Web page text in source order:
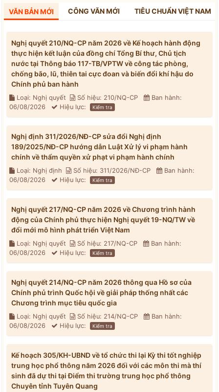
VĂN BẢN MỚI CÔNG VĂN MỚI TIÊU CHUẨN VIỆT NAM
Nghị quyết 210/NQ-CP năm 2026 về Kế hoạch hành động
thực hiện kết luận của đồng chí Tổng Bí thư, Chủ tịch
nước tại Thông báo 117-TB/VPTW về công tác phòng,
chống bão, lũ, thiên tai cực đoan và biến đổi khí hậu do
Chính phủ ban hành
Loại: Nghị quyết Số hiệu: 210/NQ-CP
Ban hành:
06/08/2026
Hiệu lực: Kiểm tra
Nghị định 311/2026/NĐ-CP sửa đổi Nghị định
189/2025/NĐ-CP hướng dẫn Luật Xử lý vi phạm hành
chính về thẩm quyền xử phạt vi phạm hành chính
Loại: Nghị định Số hiệu: 311/2026/NĐ-CP
Ban hành:
06/08/2026
Hiệu lực: Kiểm tra
Nghị quyết 217/NQ-CP năm 2026 về Chương trình hành
động của Chính phủ thực hiện Nghị quyết 19-NQ/TW về
đổi mới mô hình phát triển Việt Nam
Loại: Nghị quyết Số hiệu: 217/NQ-CP
Ban hành:
06/08/2026
Hiệu lực: Kiểm tra
Nghị quyết 214/NQ-CP năm 2026 thông qua Hồ sơ của
Chính phủ trình Quốc hội về giải pháp thống nhất các
Chương trình mục tiêu quốc gia
Loại: Nghị quyết Số hiệu: 214/NQ-CP
Ban hành:
06/08/2026
Hiệu lực: Kiểm tra
Kế hoạch 305/KH-UBND về tổ chức thi lại Kỳ thi tốt nghiệp
trung học phổ thông năm 2026 đối với các môn thi mà thí
sinh đã dự thi tại Điểm thi trường trung học phổ thông
Chuyên tỉnh Tuyên Quang